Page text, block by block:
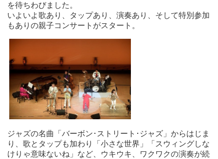
を待ちわびました。
いよいよ歌あり、タップあり、演奏あり、そして特別参加
もありの親子コンサートがスタート。
ジャズの名曲「バーボン･ストリート･ジャズ」からはじま
り、歌とタップも加わり「小さな世界」「スウィングしな
けりゃ意味ないね」など、ウキウキ、ワクワクの演奏が続